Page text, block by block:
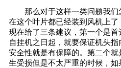
那么对于这样一类问题我们
在这个叶片都已经装到风机上
现在给了三条建议，第一个是
自挂机之日起，就要保证机头
安全性就是有保障的。第二个
生受损但是不太严重的时候，